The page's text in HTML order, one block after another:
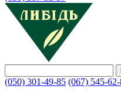
(050) 301-49-85 (067) 545-